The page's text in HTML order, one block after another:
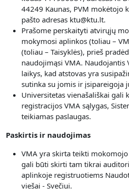
44249 Kaunas, PVM mokėtojo
pašto adresas ktu@ktu.lt.
Prašome perskaityti atvirųjų
mokymosi aplinkos (toliau –
(toliau – Taisyklės), prieš
naudojimąsi VMA. Naudojantis
laikys, kad atstovas yra
sutinka su jomis ir įsipareigoja
Universitetas vienašališkai gali
registracijos VMA sąlygas,
teikiamas paslaugas.
Paskirtis ir naudojimas
VMA yra skirta teikti
gali būti skirti tam tikrai
aplinkoje registruotiems
viešai - Svečiui.